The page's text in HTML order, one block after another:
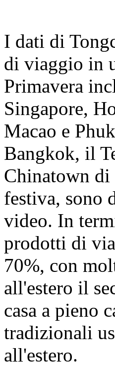
I dati di
di viaggio in
Primavera
Singapore,
Macao e
Bangkok, il
Chinatown di
festiva, sono
video. In
prodotti di
70%, con
all'estero il
casa a pieno
tradizionali
all'estero.